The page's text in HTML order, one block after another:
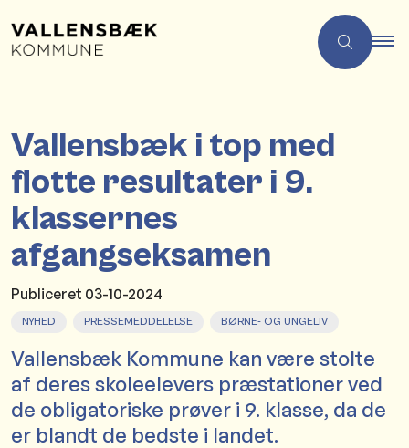
Vallensbæk i top med
flotte resultater i 9.
klassernes
afgangseksamen
Publiceret 03-10-2024
NYHED PRESSEMEDDELELSE BØRNE- OG UNGELIV
Vallensbæk Kommune kan være stolte
af deres skoleelevers præstationer ved
de obligatoriske prøver i 9. klasse, da de
er blandt de bedste i landet.